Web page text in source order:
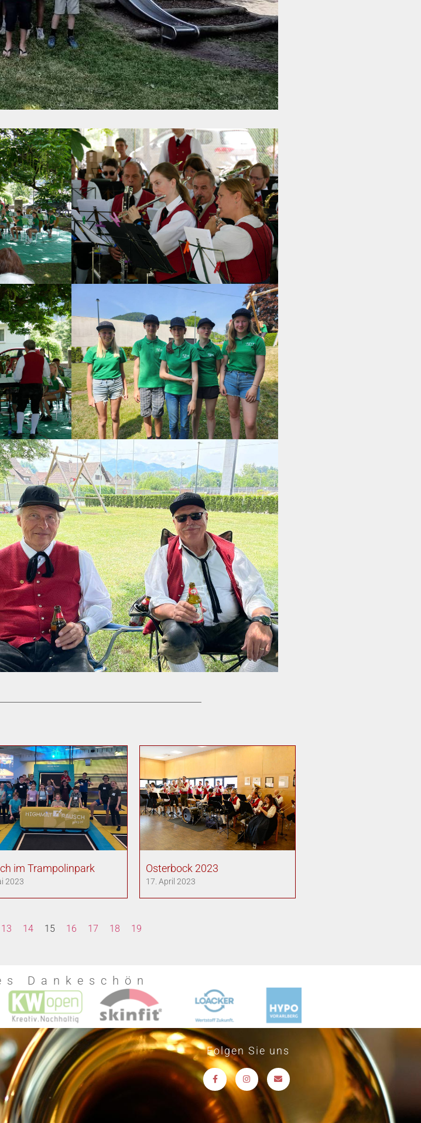
im Trampolinpark
2023
Osterbock 2023
17. April 2023
13 14 15 16 17 18 19
Dankeschön
Folgen Sie uns